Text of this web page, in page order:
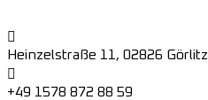
Heinzelstraße 11, 02826 Görlitz
+49 1578 872 88 59